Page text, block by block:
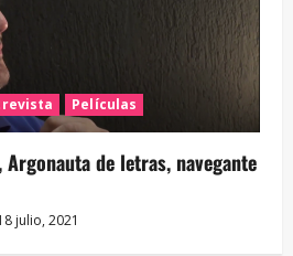
Películas
Argonauta de letras, navegante
julio, 2021